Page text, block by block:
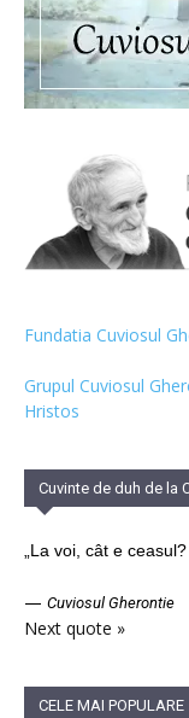
Fundatia Cuviosul
Grupul Cuviosul
Hristos
Cuvinte de duh de la
„La voi, cât e
— Cuviosul Gherontie
Next quote »
CELE MAI POPULARE